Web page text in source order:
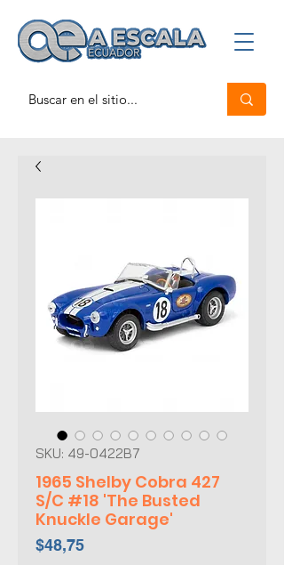
SKU: 49-0422B7
1965 Shelby Cobra 427
S/C #18 'The Busted
Knuckle Garage'
$48,75Precio